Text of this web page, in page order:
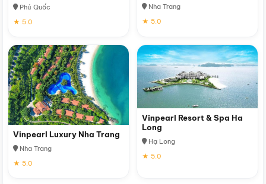
Phú Quốc
★ 5.0
Nha Trang
★ 5.0
Vinpearl Luxury Nha Trang
Nha Trang
★ 5.0
Vinpearl Resort & Spa Ha
Long
Hạ Long
★ 5.0